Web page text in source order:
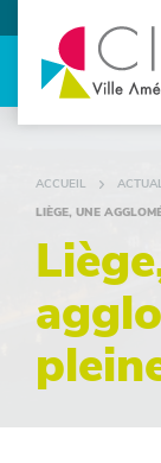
ACCUEIL
LIÈGE, UNE